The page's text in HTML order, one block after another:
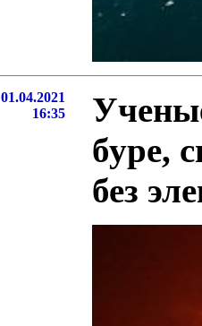
01.04.2021
16:35
буре,
без